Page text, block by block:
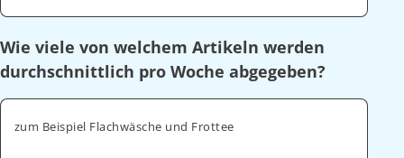
Wie viele von welchem Artikeln werden
durchschnittlich pro Woche abgegeben?
zum Beispiel Flachwäsche und Frottee